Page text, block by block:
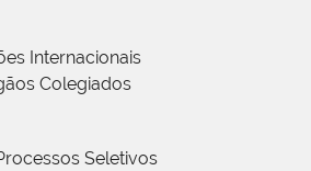
Internacionais
Colegiados
Seletivos